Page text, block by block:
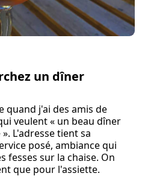
un dîner
quand j'ai des amis de
veulent « un beau dîner
L'adresse tient sa
posé, ambiance qui
fesses sur la chaise. On
que pour l'assiette.